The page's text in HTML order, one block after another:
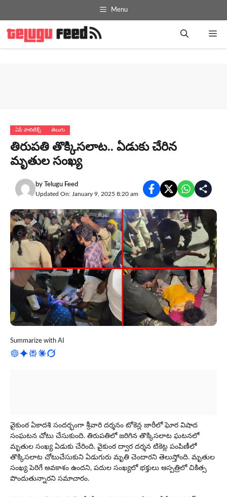
Menu
ఏపీ పాలిటిక్స్ తెలుగు
తిరుపతి తొక్కిసలాట.. ఏడుకు చేరిన
మృతుల సంఖ్య
by Telugu Feed
Updated On: January 9, 2025 8:20 am
Summarize with AI
వైకుంఠ ఏకాద‌శి సంద‌ర్భంగా శ్రీ‌వారి ద‌ర్శ‌నం టోకెన్ల జారీలో ఘోర విషాద
సంఘ‌ట‌న చోటు చేసుకుంది. తిరుపతిలో జ‌రిగిన తొక్కిసలాట ఘ‌ట‌న‌లో
మృతుల సంఖ్య ఏడుకు చేరింది. వైకుంఠ ద్వార దర్శన టికెట్ల పంపిణీలో
తొక్కిసలాట చోటుచేసుకుని ఏడుగురు మృతి చెందారని తెలుస్తోంది. మృతుల
సంఖ్య పెరిగే అవకాశం ఉందని, పదుల సంఖ్యలో భక్తులు ఆస్పత్రిలో చికిత్స
పొందుతున్నారని స‌మాచారం.